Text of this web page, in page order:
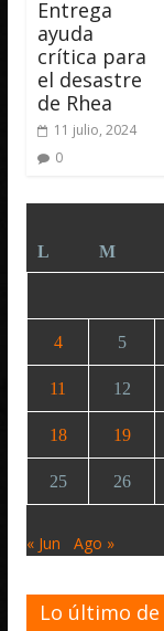
Entrega
ayuda
crítica para
el desastre
de Rhea
11 julio, 2024
0
L
M
4 5
11 12
18 19
25 26
« Jun Ago »
Lo último de